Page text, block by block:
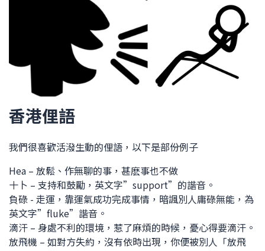
香港俚語
我們很喜歡活潑生動的俚語，以下是部份例子
Hea – 放鬆、作無聊的事，甚麽事也不做
十卜 – 支持和鼓勵，英文字”support”的諧音。
負碌 - 走運，靠運氣成功完成事情，暗諷別人庸碌無能，為
英文字”fluke”諧音。
滴汗 – 身處不利的環境，惹了麻煩的時候，憂心得要滴汗。
放飛機 – 如對方失約，沒有依時出現，你便被別人「放飛